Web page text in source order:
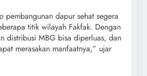
pembangunan dapur sehat segera
titik wilayah Fakfak. Dengan
distribusi MBG bisa diperluas, dan
merasakan manfaatnya,” ujar